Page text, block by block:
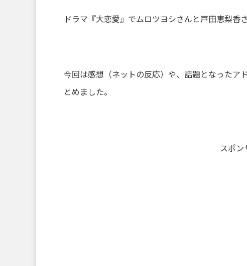
ドラマ『大恋愛』でムロツヨシさんと戸田恵梨香
今回は感想（ネットの反応）や、話題となったア
とめました。
スポン